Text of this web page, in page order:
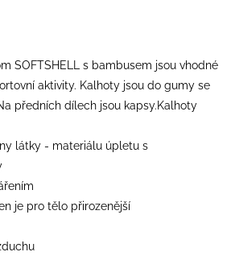
SOFTSHELL s bambusem jsou vhodné
aktivity. Kalhoty jsou do gumy se
předních dílech jsou kapsy.Kalhoty
látky - materiálu úpletu s
je pro tělo přirozenější